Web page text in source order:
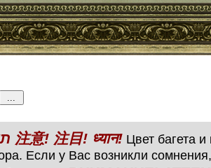
ВНИМАНИЕ! ATTENTION! !תשומת לב 注意! 注目! ध्यान! Цвет багета
Если у Вас возникли